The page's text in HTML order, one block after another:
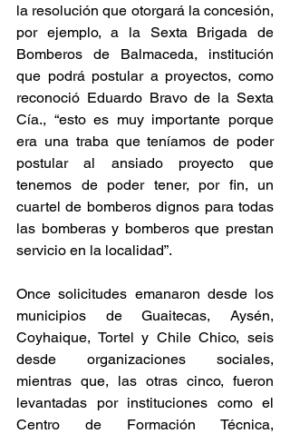
la resolución que otorgará la concesión,
por ejemplo, a la Sexta Brigada de
Bomberos de Balmaceda, institución
que podrá postular a proyectos, como
reconoció Eduardo Bravo de la Sexta
Cía., “esto es muy importante porque
era una traba que teníamos de poder
postular al ansiado proyecto que
tenemos de poder tener, por fin, un
cuartel de bomberos dignos para todas
las bomberas y bomberos que prestan
servicio en la localidad”.
Once solicitudes emanaron desde los
municipios de Guaitecas, Aysén,
Coyhaique, Tortel y Chile Chico, seis
desde organizaciones sociales,
mientras que, las otras cinco, fueron
levantadas por instituciones como el
Centro de Formación Técnica,